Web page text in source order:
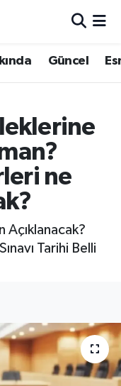
Güncel
ne
Açıklanacak?
Tarihi Belli